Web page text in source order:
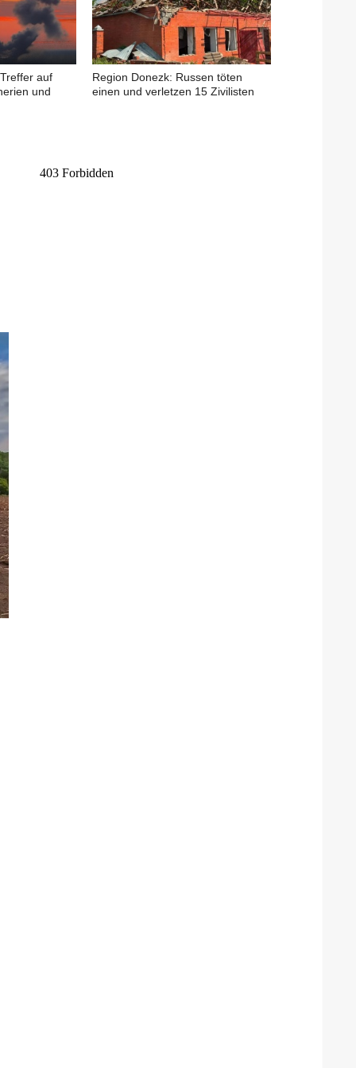
auf
und
Region Donezk: Russen töten
einen und verletzen 15 Zivilisten